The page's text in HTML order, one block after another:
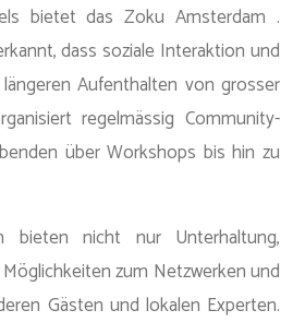
bietet das Zoku Amsterdam .
dass soziale Interaktion und
Aufenthalten von grosser
regelmässig Community-
über Workshops bis hin zu
bieten nicht nur Unterhaltung,
zum Netzwerken und
Gästen und lokalen Experten.